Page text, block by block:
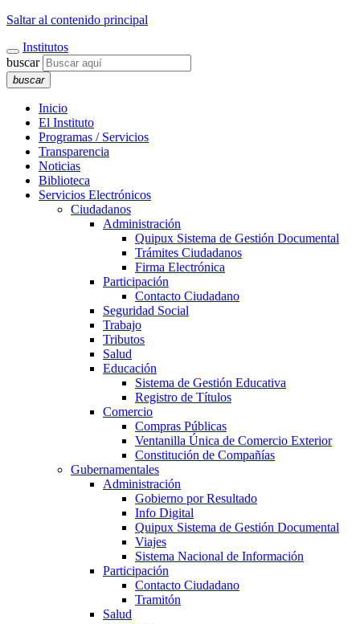
Saltar al contenido principal
Institutos
buscar
buscar
Inicio
El Instituto
Programas / Servicios
Transparencia
Noticias
Biblioteca
Servicios Electrónicos
Ciudadanos
Administración
Quipux Sistema de Gestión Documental
Trámites Ciudadanos
Firma Electrónica
Participación
Contacto Ciudadano
Seguridad Social
Trabajo
Tributos
Salud
Educación
Sistema de Gestión Educativa
Registro de Títulos
Comercio
Compras Públicas
Ventanilla Única de Comercio Exterior
Constitución de Compañías
Gubernamentales
Administración
Gobierno por Resultado
Info Digital
Quipux Sistema de Gestión Documental
Viajes
Sistema Nacional de Información
Participación
Contacto Ciudadano
Tramitón
Salud